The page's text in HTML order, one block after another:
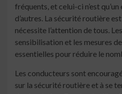
fréquents, et celui-ci n’est
d’autres. La sécurité routière
nécessite l’attention de tous.
sensibilisation et les mesures
essentielles pour réduire le
Les conducteurs sont
sur la sécurité routière et à se